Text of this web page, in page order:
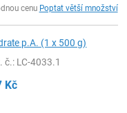
cenu Poptat větší množství
p.A. (1 x 500 g)
č.: LC-4033.1
Kč